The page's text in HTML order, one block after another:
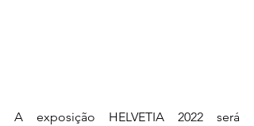
A exposição HELVETIA 2022 será